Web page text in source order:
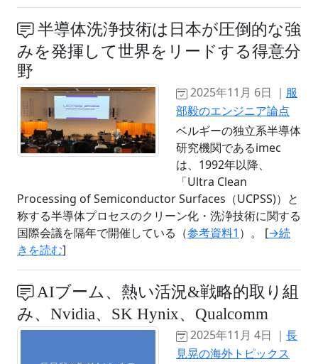
半導体洗浄技術は日本が圧倒的な強
みを発揮して世界をリードする得意分
野
2025年11月 6日 ｜ 服
部毅のエンジニア論点
ベルギーの独立系半導体
研究機関であるimec
は、1992年以降、
「Ultra Clean
Processing of Semiconductor Surfaces（UCPSS)）と
称する半導体プロセスのクリーン化・洗浄技術に関する
国際会議を隔年で開催している（参考資料1 ）。 [→続
きを読む]
AIブーム、熱い活況&戦略的取り組
み、Nvidia、SK Hynix、Qualcomm
2025年11月 4日 ｜ 長
見晃の海外トピックス